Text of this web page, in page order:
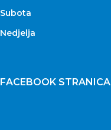
Subota
Nedjelja
FACEBOOK STRANICA